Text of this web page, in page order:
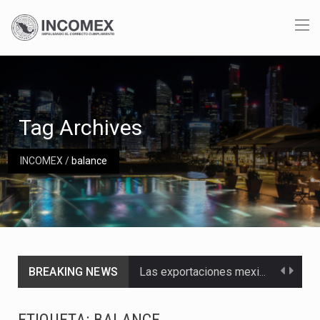
INCOMEX/ balance
Tag Archives
BREAKING NEWS Las exportaciones mexicanas de vehículos ligeros disminuyeron 9.67 % en julio a tasa anual, alcanzando…